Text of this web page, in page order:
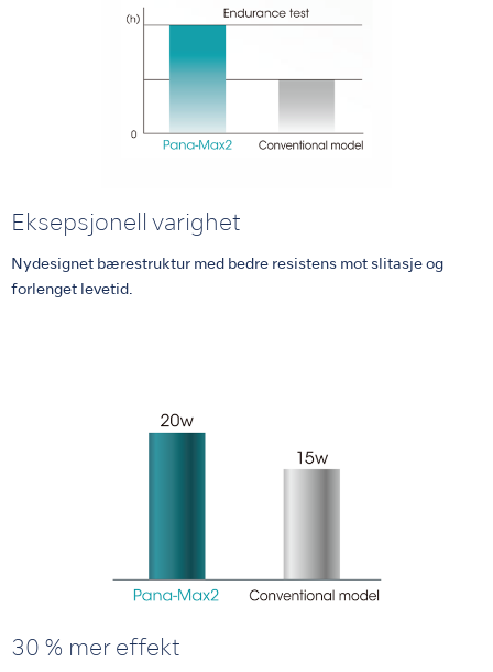
Eksepsjonell varighet
Nydesignet bærestruktur med bedre resistens mot slitasje og
forlenget levetid.
30 % mer effekt